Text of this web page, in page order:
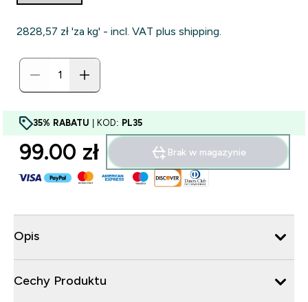
2828,57 zł‎ 'za kg' - incl. VAT plus shipping.
35% RABATU | KOD: PL35
99.00 zł‎ Brak w magazynie
Opis
Cechy Produktu